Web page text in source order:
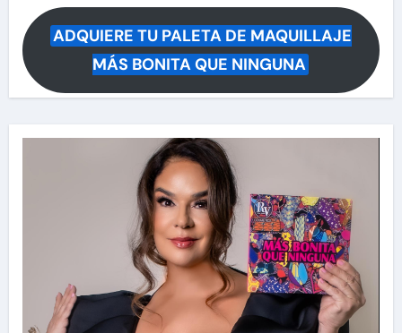
ADQUIERE TU PALETA DE MAQUILLAJE
MÁS BONITA QUE NINGUNA